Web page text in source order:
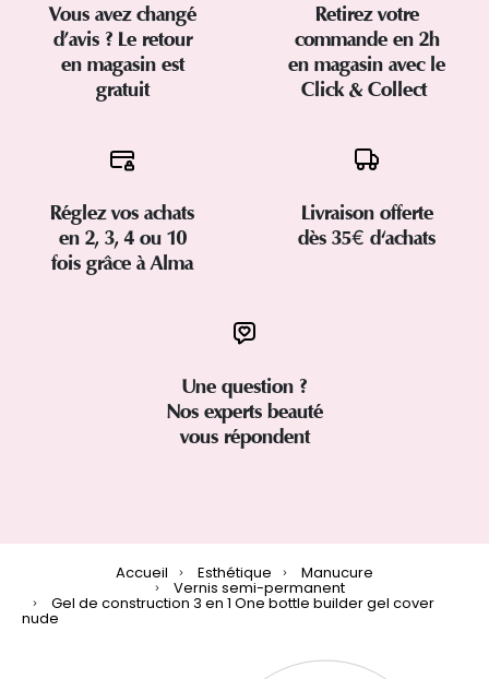
Vous avez changé
d’avis ? Le retour
en magasin est
gratuit
Retirez votre
commande en 2h
en magasin avec le
Click & Collect
Réglez vos achats
en 2, 3, 4 ou 10
fois grâce à Alma
Livraison offerte
dès 35€ d'achats
Une question ?
Nos experts beauté
vous répondent
Accueil Esthétique Manucure
Vernis semi-permanent
Gel de construction 3 en 1 One bottle builder gel cover
nude